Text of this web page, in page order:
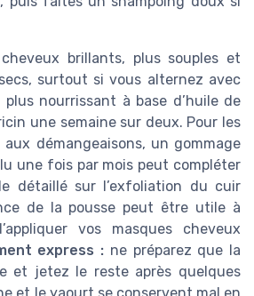
brillants, plus souples et
surtout si vous alternez avec
nourrissant à base d’huile de
une semaine sur deux. Pour les
démangeaisons, un gommage
une fois par mois peut compléter
détaillé sur l’exfoliation du cuir
de la pousse peut être utile à
vos masques cheveux
express : ne préparez que la
et jetez le reste après quelques